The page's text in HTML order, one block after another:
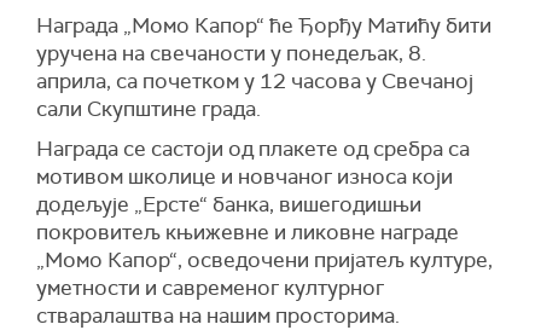
Награда „Момо Капор“ ће Ђорђу Матићу бити
уручена на свечаности у понедељак, 8.
априла, са почетком у 12 часова у Свечаној
сали Скупштине града.
Награда се састоји од плакете од сребра са
мотивом школице и новчаног износа који
додељује „Ерсте“ банка, вишегодишњи
покровитељ књижевне и ликовне награде
„Момо Капор“, осведочени пријатељ културе,
уметности и савременог културног
стваралаштва на нашим просторима.